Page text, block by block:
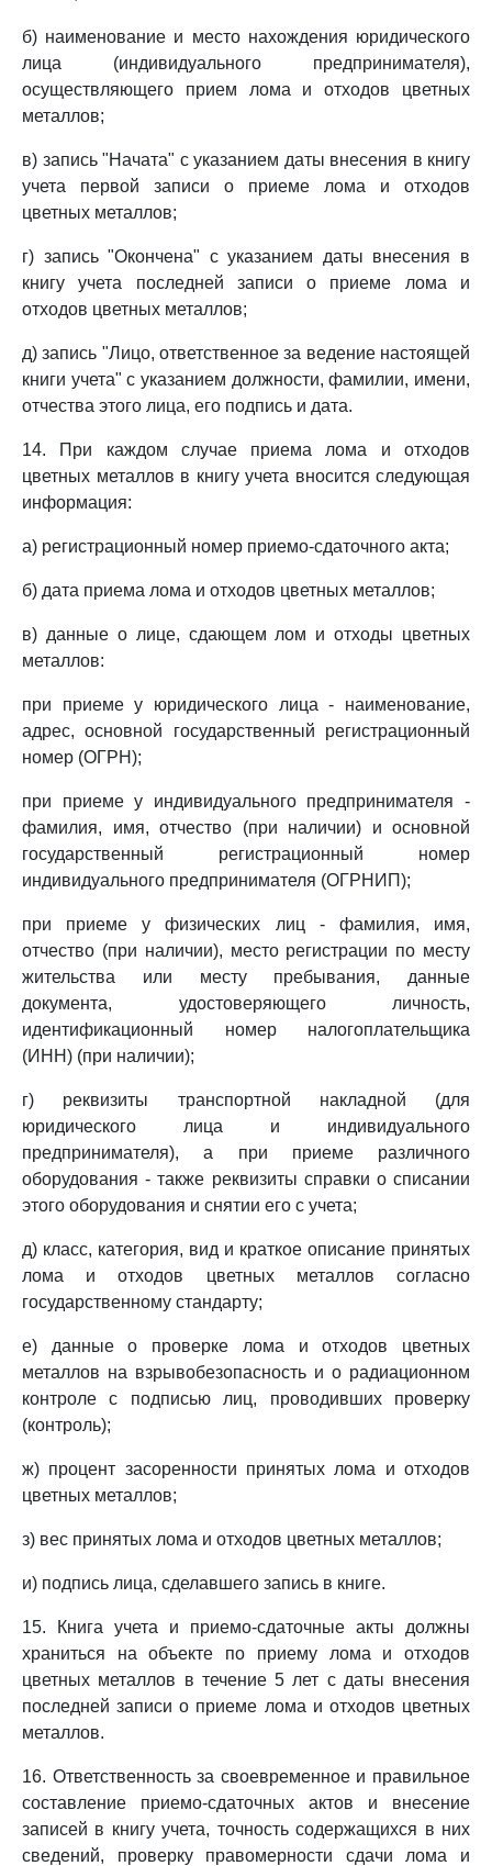
б) наименование и место нахождения юридического
лица (индивидуального предпринимателя),
осуществляющего прием лома и отходов цветных
металлов;
в) запись "Начата" с указанием даты внесения в книгу
учета первой записи о приеме лома и отходов
цветных металлов;
г) запись "Окончена" с указанием даты внесения в
книгу учета последней записи о приеме лома и
отходов цветных металлов;
д) запись "Лицо, ответственное за ведение настоящей
книги учета" с указанием должности, фамилии, имени,
отчества этого лица, его подпись и дата.
14. При каждом случае приема лома и отходов
цветных металлов в книгу учета вносится следующая
информация:
а) регистрационный номер приемо-сдаточного акта;
б) дата приема лома и отходов цветных металлов;
в) данные о лице, сдающем лом и отходы цветных
металлов:
при приеме у юридического лица - наименование,
адрес, основной государственный регистрационный
номер (ОГРН);
при приеме у индивидуального предпринимателя -
фамилия, имя, отчество (при наличии) и основной
государственный регистрационный номер
индивидуального предпринимателя (ОГРНИП);
при приеме у физических лиц - фамилия, имя,
отчество (при наличии), место регистрации по месту
жительства или месту пребывания, данные
документа, удостоверяющего личность,
идентификационный номер налогоплательщика
(ИНН) (при наличии);
г) реквизиты транспортной накладной (для
юридического лица и индивидуального
предпринимателя), а при приеме различного
оборудования - также реквизиты справки о списании
этого оборудования и снятии его с учета;
д) класс, категория, вид и краткое описание принятых
лома и отходов цветных металлов согласно
государственному стандарту;
е) данные о проверке лома и отходов цветных
металлов на взрывобезопасность и о радиационном
контроле с подписью лиц, проводивших проверку
(контроль);
ж) процент засоренности принятых лома и отходов
цветных металлов;
з) вес принятых лома и отходов цветных металлов;
и) подпись лица, сделавшего запись в книге.
15. Книга учета и приемо-сдаточные акты должны
храниться на объекте по приему лома и отходов
цветных металлов в течение 5 лет с даты внесения
последней записи о приеме лома и отходов цветных
металлов.
16. Ответственность за своевременное и правильное
составление приемо-сдаточных актов и внесение
записей в книгу учета, точность содержащихся в них
сведений, проверку правомерности сдачи лома и